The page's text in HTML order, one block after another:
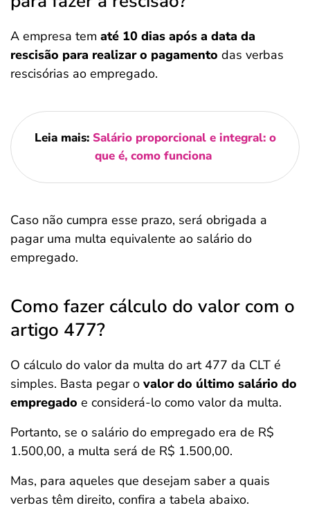
A empresa tem até 10 dias após a data da
rescisão para realizar o pagamento das verbas
rescisórias ao empregado.
Leia mais: Salário proporcional e integral: o
que é, como funciona
Caso não cumpra esse prazo, será obrigada a
pagar uma multa equivalente ao salário do
empregado.
Como fazer cálculo do valor com o
artigo 477?
O cálculo do valor da multa do art 477 da CLT é
simples. Basta pegar o valor do último salário do
empregado e considerá-lo como valor da multa.
Portanto, se o salário do empregado era de R$
1.500,00, a multa será de R$ 1.500,00.
Mas, para aqueles que desejam saber a quais
verbas têm direito, confira a tabela abaixo.